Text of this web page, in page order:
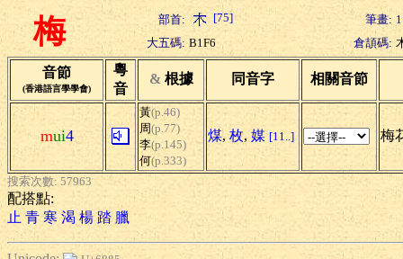
梅 部首: [75] 筆畫:
大五碼: B1F6 倉頡碼:
音節
(香港語言學學會)
粵
音
& 根據 同音字 相關音節
mui4
黃(p.46)
周(p.77)
李(p.145)
何(p.333)
煤, 枚, 媒 [11..] 梅
搜索次數: 57963
配搭點:
止 青 寒 渴 楊 踏 臘